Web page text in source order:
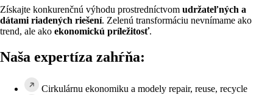
Získajte konkurenčnú výhodu prostredníctvom udržateľných a
dátami riadených riešení. Zelenú transformáciu nevnímame ako
trend, ale ako ekonomickú príležitosť.
Naša expertíza zahŕňa:
Cirkulárnu ekonomiku a modely repair, reuse, recycle